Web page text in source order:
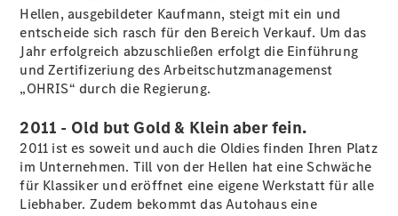
Übersicht
Kontakt
Ansprechpartner
Hellen, ausgebildeter Kaufmann, steigt mit ein und
entscheide sich rasch für den Bereich Verkauf. Um das
Jahr erfolgreich abzuschließen erfolgt die Einführung
und Zertifizeriung des Arbeitschutzmanagemenst
„OHRIS“ durch die Regierung.
2011 - Old but Gold & Klein aber fein.
2011 ist es soweit und auch die Oldies finden Ihren Platz
im Unternehmen. Till von der Hellen hat eine Schwäche
für Klassiker und eröffnet eine eigene Werkstatt für alle
Liebhaber. Zudem bekommt das Autohaus eine